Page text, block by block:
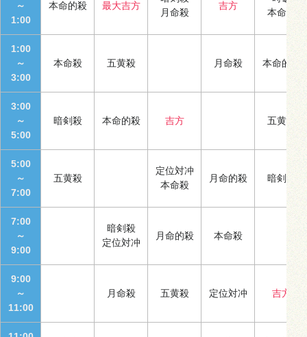
～
1:00
本命的殺 最大吉方
月命殺
吉方
本命殺
1:00
～
3:00
本命殺 五黄殺 月命殺 本命的殺
3:00
～
5:00
暗剣殺 本命的殺 吉方 五黄殺
5:00
～
7:00
五黄殺
定位対冲
本命殺
月命的殺 暗剣殺
7:00
～
9:00
暗剣殺
定位対冲
月命的殺 本命殺
9:00
～
11:00
月命殺 五黄殺 定位対冲 吉方